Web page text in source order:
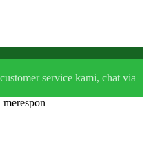
service kami, chat via